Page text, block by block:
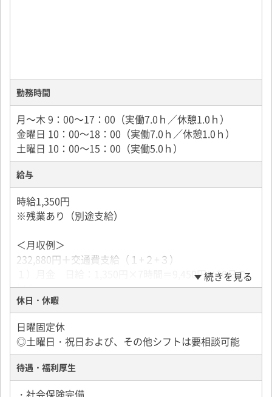
勤務時間
月～木 9：00～17：00（実働7.0ｈ／休憩1.0ｈ）
金曜日 10：00～18：00（実働7.0ｈ／休憩1.0ｈ）
土曜日 10：00～15：00（実働5.0ｈ）
給与
時給1,350円
※残業あり（別途支給）
＜月収例＞
232,880円＋交通費支給（１+２+３）
１）月金 日給：1,350円×7時間＝9,450円×20日の
場合
２）土曜日 日給：1,350円×5時間＝6,750円×4日の
場合
３）残業(月10時間の場合)：1,688円×10時間＝16,880
円
働き方次第で月給UP可能
※お任せ出来るお仕事はございますのでご希望をご相
続きを見る
休日・休暇
日曜固定休
◎土曜日・祝日および、その他シフトは要相談可能
待遇・福利厚生